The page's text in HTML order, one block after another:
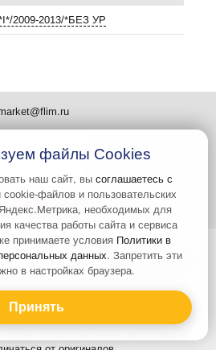
2009-2013/*БЕЗ УР
характер и не является
определяется положениями статьи 437
Информация о характеристиках и
на сайте, условия доставки может
порядке. Информация по ценам,
к моменту оформления заказа.
файлы Cookies
наш сайт, вы соглашаетесь с
cookie-файлов и пользовательских
необходимых для
качества работы сайта и сервиса
принимаете условия Политики в
данных. Запретить эти
в настройках браузера.
Принять